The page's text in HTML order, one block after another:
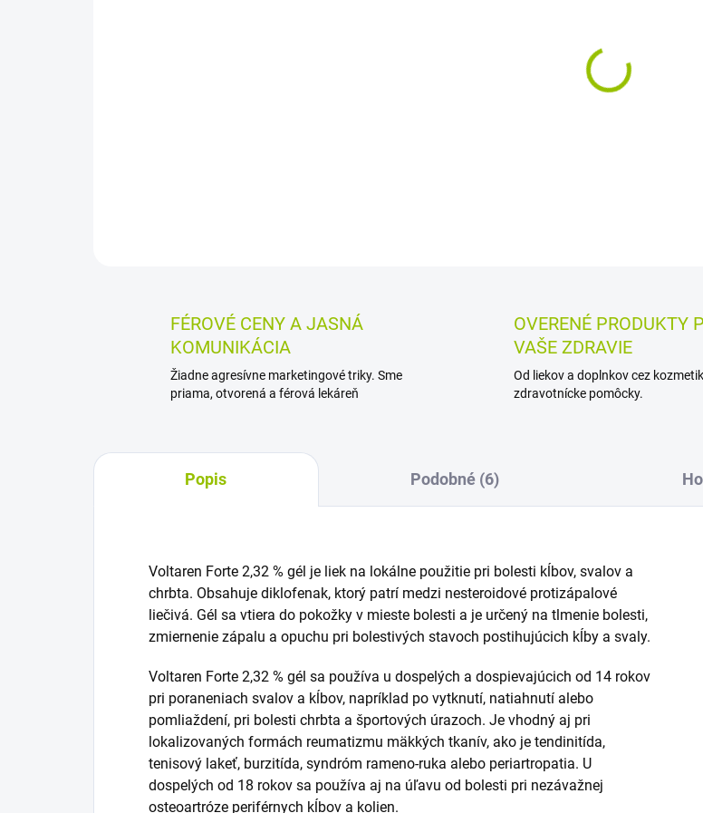
FÉROVÉ CENY A JASNÁ
KOMUNIKÁCIA
Žiadne agresívne marketingové triky. Sme
priama, otvorená a férová lekáreň
OVERENÉ PRODUKTY
VAŠE ZDRAVIE
Od liekov a doplnkov cez
zdravotnícke pomôcky.
Popis Podobné (6)
Voltaren Forte 2,32 % gél je liek na lokálne použitie pri bolesti kĺbov, svalov a
chrbta. Obsahuje diklofenak, ktorý patrí medzi nesteroidové protizápalové
liečivá. Gél sa vtiera do pokožky v mieste bolesti a je určený na tlmenie bolesti,
zmiernenie zápalu a opuchu pri bolestivých stavoch postihujúcich kĺby a svaly.
Voltaren Forte 2,32 % gél sa používa u dospelých a dospievajúcich od 14 rokov
pri poraneniach svalov a kĺbov, napríklad po vytknutí, natiahnutí alebo
pomliaždení, pri bolesti chrbta a športových úrazoch. Je vhodný aj pri
lokalizovaných formách reumatizmu mäkkých tkanív, ako je tendinitída,
tenisový lakeť, burzitída, syndróm rameno-ruka alebo periartropatia. U
dospelých od 18 rokov sa používa aj na úľavu od bolesti pri nezávažnej
osteoartróze periférnych kĺbov a kolien.